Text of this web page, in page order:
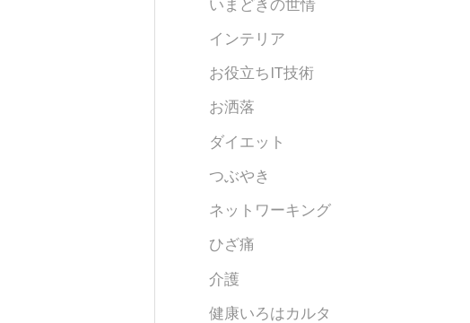
いまどきの世情
インテリア
お役立ちIT技術
お洒落
ダイエット
つぶやき
ネットワーキング
ひざ痛
介護
健康いろはカルタ